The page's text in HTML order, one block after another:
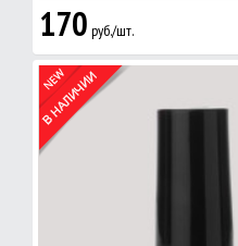
170 руб./шт.